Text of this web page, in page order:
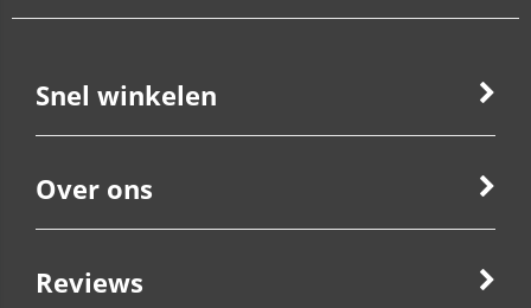
Snel winkelen
Over ons
Reviews